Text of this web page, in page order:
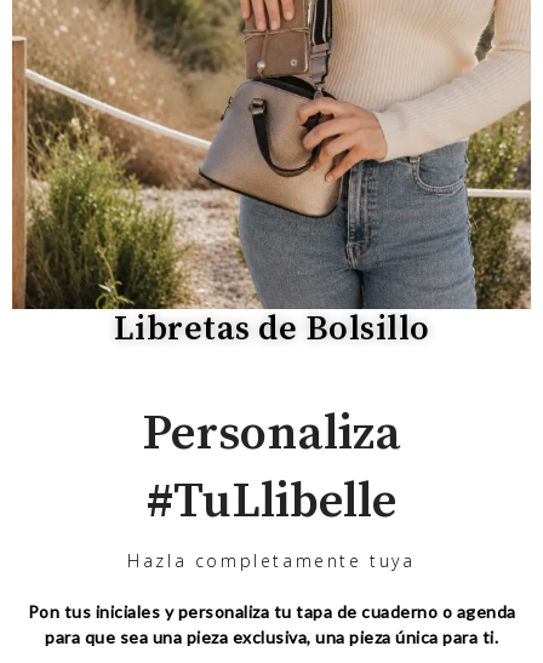
Libretas de Bolsillo
Personaliza
#TuLlibelle
Hazla completamente tuya
Pon tus iniciales y personaliza tu tapa de cuaderno o agenda
para que sea una pieza exclusiva, una pieza única para ti.